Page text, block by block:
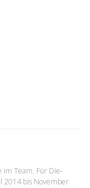
im Team. Für Die-
2014 bis November